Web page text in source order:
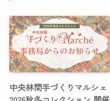
中央林間手づくりマルシェ